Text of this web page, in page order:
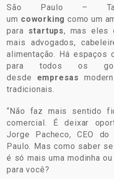
São Paulo –
um coworking como um
para startups, mas eles
mais advogados,
alimentação. Há espaços
para todos os
desde empresas
tradicionais.
“Não faz mais sentido
comercial. É deixar
Jorge Pacheco, CEO
Paulo. Mas como saber
é só mais uma modinha
para você?